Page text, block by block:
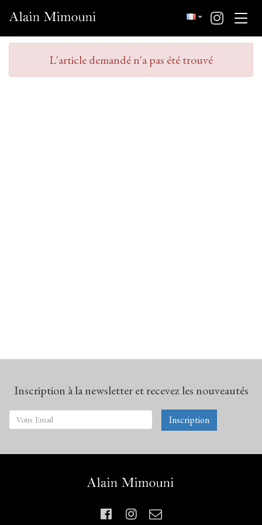
L'article demandé n'a pas été trouvé
Inscription à la newsletter et recevez les nouveautés
Inscription